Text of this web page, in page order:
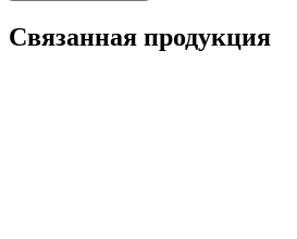
Связанная продукция